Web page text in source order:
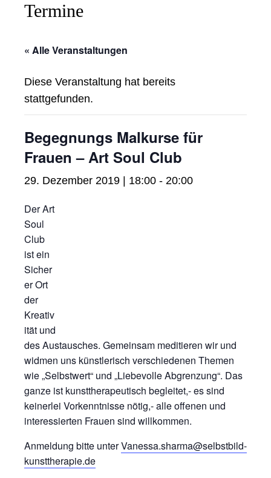
Termine
« Alle Veranstaltungen
Diese Veranstaltung hat bereits
stattgefunden.
Begegnungs Malkurse für
Frauen – Art Soul Club
29. Dezember 2019 | 18:00 - 20:00
Der Art
Soul
Club
ist ein
Sicher
er Ort
der
Kreativ
ität und
des Austausches. Gemeinsam meditieren wir und
widmen uns künstlerisch verschiedenen Themen
wie „Selbstwert“ und „Liebevolle Abgrenzung“. Das
ganze ist kunsttherapeutisch begleitet,- es sind
keinerlei Vorkenntnisse nötig,- alle offenen und
interessierten Frauen sind willkommen.
Anmeldung bitte unterVanessa.sharma@selbstbild-
kunsttherapie.de